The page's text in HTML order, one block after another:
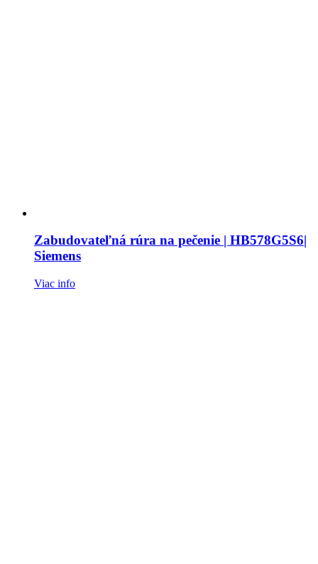
Zabudovateľná rúra na pečenie | HB578G5S6|
Siemens
Viac info